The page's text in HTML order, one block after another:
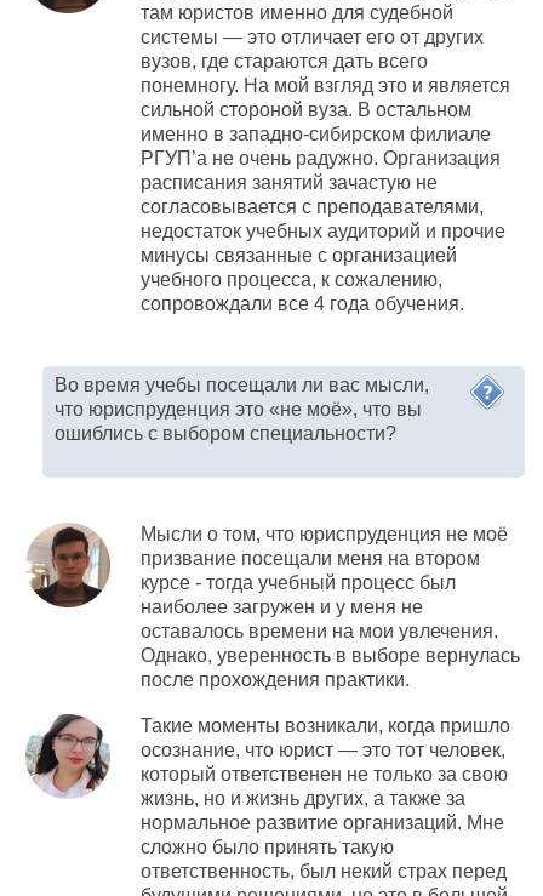
там юристов именно для судебной
системы — это отличает его от других
вузов, где стараются дать всего
понемногу. На мой взгляд это и является
сильной стороной вуза. В остальном
именно в западно-сибирском филиале
РГУП’а не очень радужно. Организация
расписания занятий зачастую не
согласовывается с преподавателями,
недостаток учебных аудиторий и прочие
минусы связанные с организацией
учебного процесса, к сожалению,
сопровождали все 4 года обучения.
Во время учебы посещали ли вас мысли,
что юриспруденция это «не моё», что вы
ошиблись с выбором специальности?
Мысли о том, что юриспруденция не моё
призвание посещали меня на втором
курсе - тогда учебный процесс был
наиболее загружен и у меня не
оставалось времени на мои увлечения.
Однако, уверенность в выборе вернулась
после прохождения практики.
Такие моменты возникали, когда пришло
осознание, что юрист — это тот человек,
который ответственен не только за свою
жизнь, но и жизнь других, а также за
нормальное развитие организаций. Мне
сложно было принять такую
ответственность, был некий страх перед